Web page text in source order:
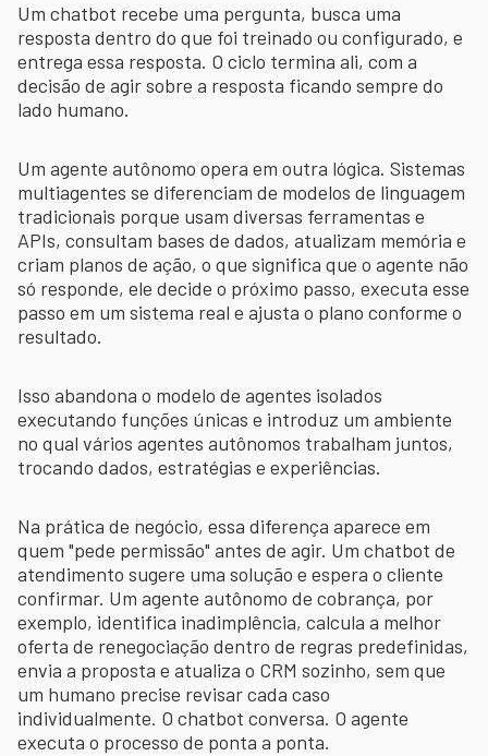
Um chatbot recebe uma pergunta, busca uma
resposta dentro do que foi treinado ou configurado, e
entrega essa resposta. O ciclo termina ali, com a
decisão de agir sobre a resposta ficando sempre do
lado humano.
Um agente autônomo opera em outra lógica. Sistemas
multiagentes se diferenciam de modelos de linguagem
tradicionais porque usam diversas ferramentas e
APIs, consultam bases de dados, atualizam memória e
criam planos de ação, o que significa que o agente não
só responde, ele decide o próximo passo, executa esse
passo em um sistema real e ajusta o plano conforme o
resultado.
Isso abandona o modelo de agentes isolados
executando funções únicas e introduz um ambiente
no qual vários agentes autônomos trabalham juntos,
trocando dados, estratégias e experiências.
Na prática de negócio, essa diferença aparece em
quem "pede permissão" antes de agir. Um chatbot de
atendimento sugere uma solução e espera o cliente
confirmar. Um agente autônomo de cobrança, por
exemplo, identifica inadimplência, calcula a melhor
oferta de renegociação dentro de regras predefinidas,
envia a proposta e atualiza o CRM sozinho, sem que
um humano precise revisar cada caso
individualmente. O chatbot conversa. O agente
executa o processo de ponta a ponta.